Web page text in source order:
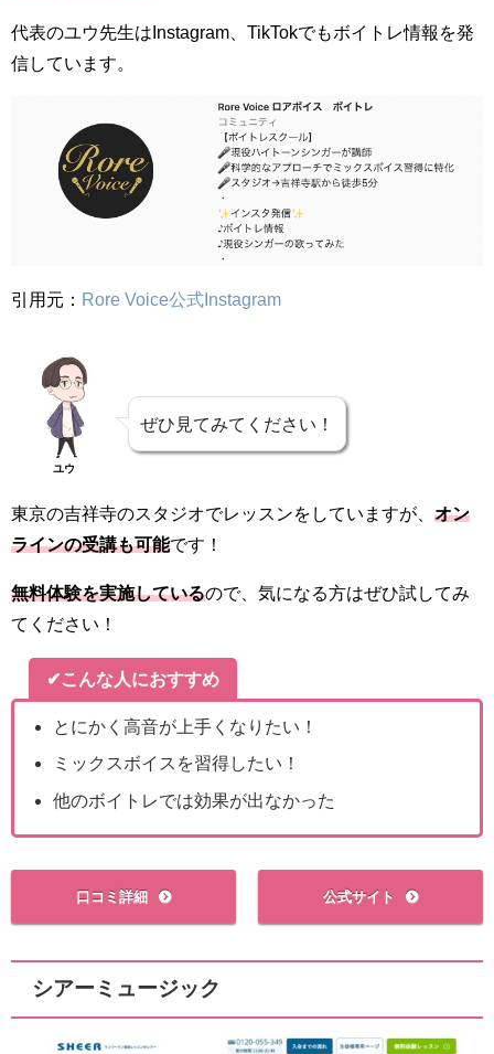
代表のユウ先生はInstagram、TikTokでもボイトレ情報を発
信しています。
引用元： Rore Voice公式Instagram
ユウ
ぜひ見てみてください！
東京の吉祥寺のスタジオでレッスンをしていますが、 オン
ラインの受講も可能です！
無料体験を実施しているので、気になる方はぜひ試してみ
てください！
✔こんな人におすすめ
とにかく高音が上手くなりたい！
ミックスボイスを習得したい！
他のボイトレでは効果が出なかった
口コミ詳細 公式サイト
シアーミュージック